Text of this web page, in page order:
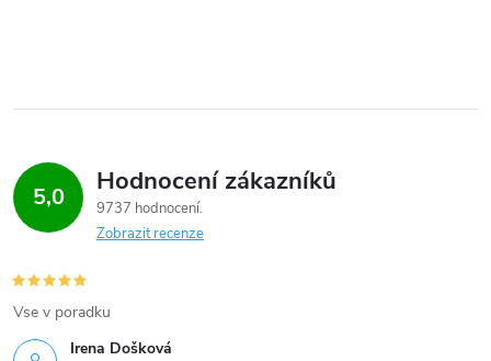
5,0 Hodnocení zákazníků
9737 hodnocení
Zobrazit recenze
Irena Došková
Vse v poradku